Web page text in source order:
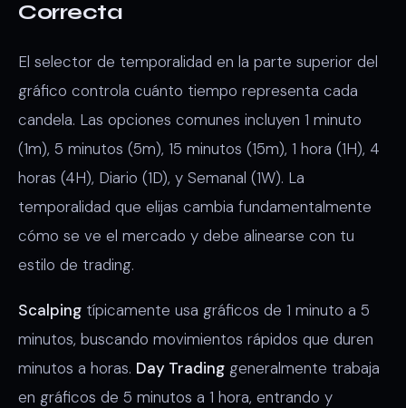
Correcta
El selector de temporalidad en la parte superior del
gráfico controla cuánto tiempo representa cada
candela. Las opciones comunes incluyen 1 minuto
(1m), 5 minutos (5m), 15 minutos (15m), 1 hora (1H), 4
horas (4H), Diario (1D), y Semanal (1W). La
temporalidad que elijas cambia fundamentalmente
cómo se ve el mercado y debe alinearse con tu
estilo de trading.
Scalping típicamente usa gráficos de 1 minuto a 5
minutos, buscando movimientos rápidos que duren
minutos a horas. Day Trading generalmente trabaja
en gráficos de 5 minutos a 1 hora, entrando y